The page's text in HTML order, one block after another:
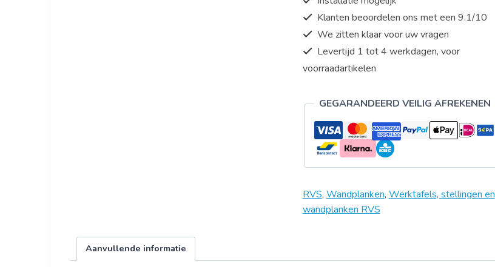
Klanten beoordelen ons met een 9.1/10
We zitten klaar voor uw vragen
Levertijd 1 tot 4 werkdagen, voor
voorraadartikelen
GEGARANDEERD VEILIG AFREKENEN
RVS, Wandplanken, Werktafels, stellingen en
wandplanken RVS
Aanvullende informatie